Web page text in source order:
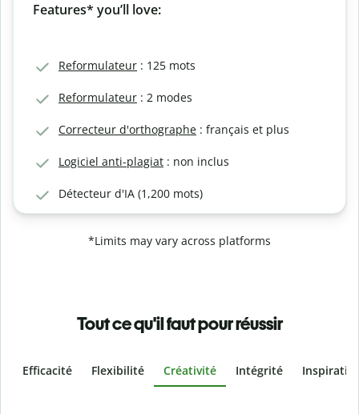
Features* you’ll love:
Reformulateur : 125 mots
Reformulateur : 2 modes
Correcteur d'orthographe : français et plus
Logiciel anti-plagiat : non inclus
Détecteur d'IA (1,200 mots)
*Limits may vary across platforms
Tout ce qu'il faut pour réussir
Efficacité Flexibilité Créativité Intégrité